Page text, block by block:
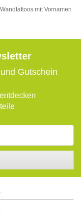
Wandtattoos mit Vornamen
Gutschein